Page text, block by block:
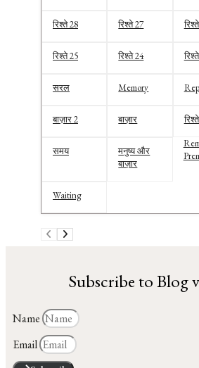
रिश्ते 28 रिश्ते 27
रिश्ते 25 रिश्ते 24
सरल Memory
बाज़ार 2 बाज़ार
समय
मनुष्य और
बाज़ार
Waiting
Subscribe to Blog
Name
Email